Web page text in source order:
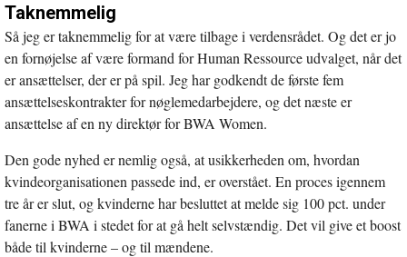
Taknemmelig
Så jeg er taknemmelig for at være tilbage i verdensrådet. Og det er jo
en fornøjelse af være formand for Human Ressource udvalget, når det
er ansættelser, der er på spil. Jeg har godkendt de første fem
ansættelseskontrakter for nøglemedarbejdere, og det næste er
ansættelse af en ny direktør for BWA Women.
Den gode nyhed er nemlig også, at usikkerheden om, hvordan
kvindeorganisationen passede ind, er overstået. En proces igennem
tre år er slut, og kvinderne har besluttet at melde sig 100 pct. under
fanerne i BWA i stedet for at gå helt selvstændig. Det vil give et boost
både til kvinderne – og til mændene.